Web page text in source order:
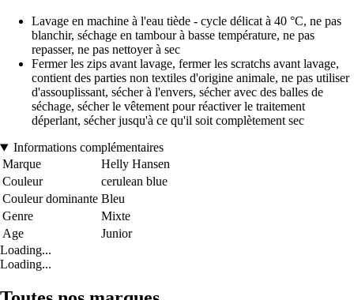
Lavage en machine à l'eau tiède - cycle délicat à 40 °C, ne pas
blanchir, séchage en tambour à basse température, ne pas
repasser, ne pas nettoyer à sec
Fermer les zips avant lavage, fermer les scratchs avant lavage,
contient des parties non textiles d'origine animale, ne pas utiliser
d'assouplissant, sécher à l'envers, sécher avec des balles de
séchage, sécher le vêtement pour réactiver le traitement
déperlant, sécher jusqu'à ce qu'il soit complètement sec
Informations complémentaires
Marque
Helly Hansen
Couleur
cerulean blue
Couleur dominante Bleu
Genre
Mixte
Age
Junior
Loading...
Loading...